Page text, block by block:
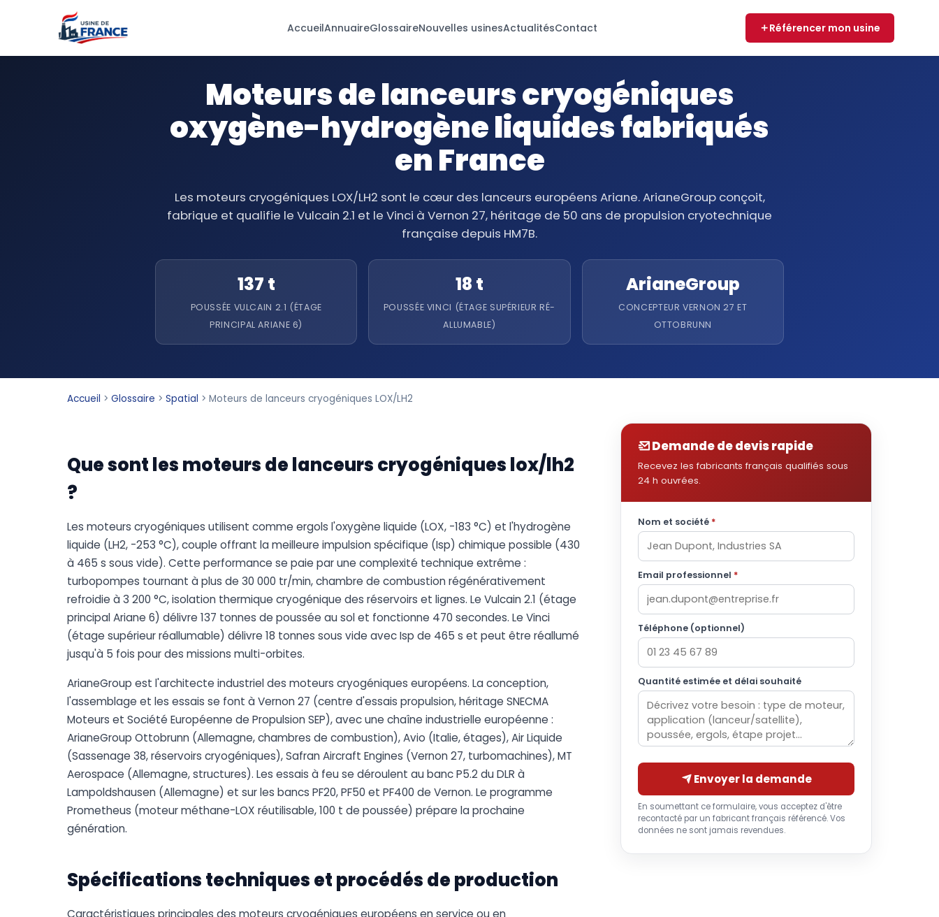
AccueilAnnuaireGlossaireNouvelles usinesActualitésContact Référencer mon usine
Moteurs de lanceurs cryogéniques
oxygène-hydrogène liquides fabriqués
en France
Les moteurs cryogéniques LOX/LH2 sont le cœur des lanceurs européens Ariane. ArianeGroup conçoit,
fabrique et qualifie le Vulcain 2.1 et le Vinci à Vernon 27, héritage de 50 ans de propulsion cryotechnique
française depuis HM7B.
137 t
POUSSÉE VULCAIN 2.1 (ÉTAGE
PRINCIPAL ARIANE 6)
18 t
POUSSÉE VINCI (ÉTAGE SUPÉRIEUR RÉ-
ALLUMABLE)
ArianeGroup
CONCEPTEUR VERNON 27 ET
OTTOBRUNN
Accueil > Glossaire > Spatial > Moteurs de lanceurs cryogéniques LOX/LH2
Que sont les moteurs de lanceurs cryogéniques lox/lh2
?
Les moteurs cryogéniques utilisent comme ergols l'oxygène liquide (LOX, -183 °C) et l'hydrogène
liquide (LH2, -253 °C), couple offrant la meilleure impulsion spécifique (Isp) chimique possible (430
à 465 s sous vide). Cette performance se paie par une complexité technique extrême :
turbopompes tournant à plus de 30 000 tr/min, chambre de combustion régénérativement
refroidie à 3 200 °C, isolation thermique cryogénique des réservoirs et lignes. Le Vulcain 2.1 (étage
principal Ariane 6) délivre 137 tonnes de poussée au sol et fonctionne 470 secondes. Le Vinci
(étage supérieur réallumable) délivre 18 tonnes sous vide avec Isp de 465 s et peut être réallumé
jusqu'à 5 fois pour des missions multi-orbites.
ArianeGroup est l'architecte industriel des moteurs cryogéniques européens. La conception,
l'assemblage et les essais se font à Vernon 27 (centre d'essais propulsion, héritage SNECMA
Moteurs et Société Européenne de Propulsion SEP), avec une chaîne industrielle européenne :
ArianeGroup Ottobrunn (Allemagne, chambres de combustion), Avio (Italie, étages), Air Liquide
(Sassenage 38, réservoirs cryogéniques), Safran Aircraft Engines (Vernon 27, turbomachines), MT
Aerospace (Allemagne, structures). Les essais à feu se déroulent au banc P5.2 du DLR à
Lampoldshausen (Allemagne) et sur les bancs PF20, PF50 et PF400 de Vernon. Le programme
Prometheus (moteur méthane-LOX réutilisable, 100 t de poussée) prépare la prochaine
génération.
Spécifications techniques et procédés de production
Caractéristiques principales des moteurs cryogéniques européens en service ou en
Demande de devis rapide
Recevez les fabricants français qualifiés sous
24 h ouvrées.
Nom et société *
Email professionnel *
Téléphone (optionnel)
Quantité estimée et délai souhaité
Envoyer la demande
En soumettant ce formulaire, vous acceptez d'être
recontacté par un fabricant français référencé. Vos
données ne sont jamais revendues.